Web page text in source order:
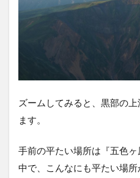
ズームしてみると、黒部の
ます。
手前の平たい場所は『五色
中で、こんなにも平たい場所